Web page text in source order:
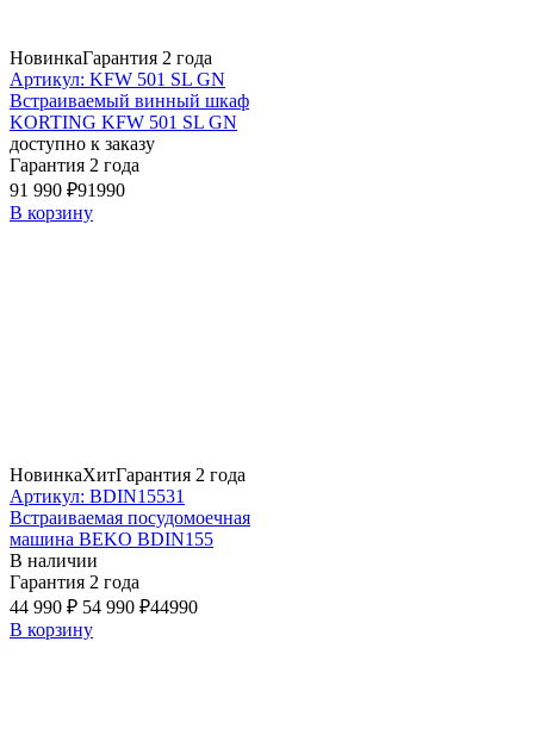
НовинкаГарантия 2 года
Артикул: KFW 501 SL GN
Встраиваемый винный шкаф
KORTING KFW 501 SL GN
доступно к заказу
Гарантия 2 года
91 990 ₽91990
В корзину
НовинкаХитГарантия 2 года
Артикул: BDIN15531
Встраиваемая посудомоечная
машина BEKO BDIN155
В наличии
Гарантия 2 года
44 990 ₽ 54 990 ₽44990
В корзину